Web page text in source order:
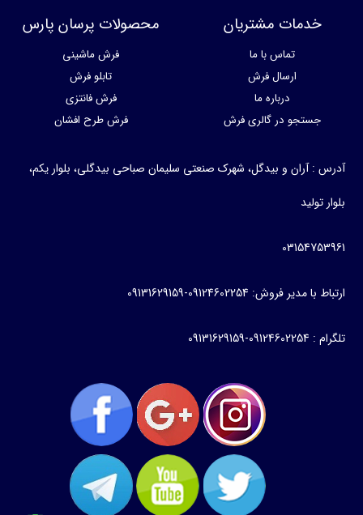
خدمات مشتریان
تماس با ما
ارسال فرش
درباره ما
جستجو در گالری فرش
محصولات پرسان پارس
فرش ماشینی
تابلو فرش
فرش فانتزی
فرش طرح افشان
آدرس : آران و بیدگل، شهرک صنعتی سلیمان صباحی بیدگلی، بلوار یکم،
بلوار تولید
03154753961
ارتباط با مدیر فروش: 09124602254-09131629159
تلگرام : 09124602254-09131629159